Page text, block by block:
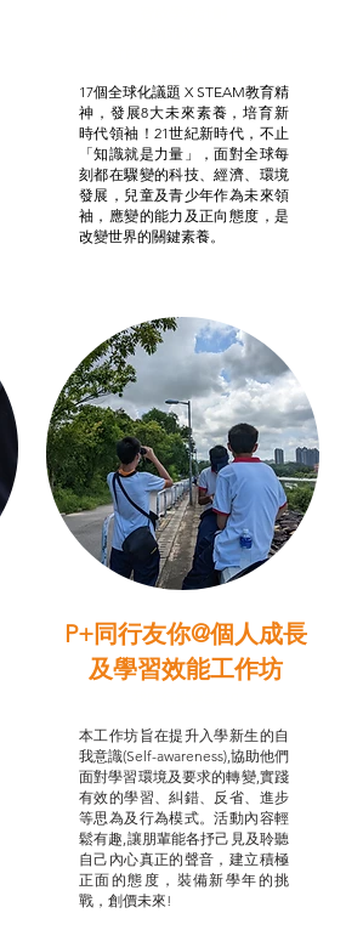
17個全球化議題 X STEAM教育精
神，發展8大未來素養，培育新
時代領袖！21世紀新時代，不止
「知識就是力量」，面對全球每
刻都在驟變的科技、經濟、環境
發展，兒童及青少年作為未來領
袖，應變的能力及正向態度，是
改變世界的關鍵素養。
P+同行友你@個人成長
及學習效能工作坊
本工作坊旨在提升入學新生的自
我意識(Self-awareness),協助他們
面對學習環境及要求的轉變,實踐
有效的學習、糾錯、反省、進步
等思為及行為模式。活動內容輕
鬆有趣,讓朋輩能各抒己見及聆聽
自己內心真正的聲音，建立積極
正面的態度，裝備新學年的挑
戰，創價未來!